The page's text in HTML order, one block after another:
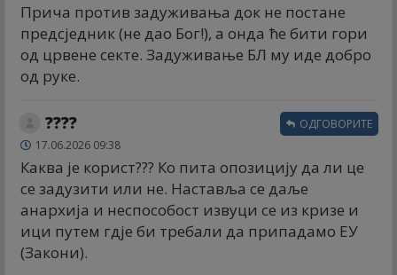
Прича против задуживања док не постане
предсједник (не дао Бог!), а онда ће бити гори
од црвене секте. Задуживање БЛ му иде добро
од руке.
????
17.06.2026 09:38
Каква је корист??? Ко пита опозицију да ли це
се задузити или не. Наставља се даље
анархија и неспособост извуци се из кризе и
ици путем гдје би требали да припадамо ЕУ
(Закони).
ОДГОВОРИТЕ